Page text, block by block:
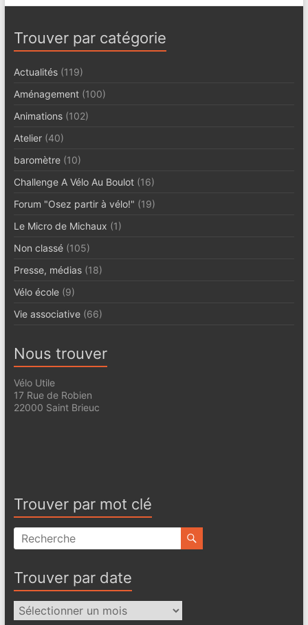
Trouver par catégorie
Actualités(119)
Aménagement(100)
Animations(102)
Atelier(40)
baromètre(10)
Challenge A Vélo Au Boulot(16)
Forum "Osez partir à vélo!" (19)
Le Micro de Michaux (1)
Non classé(105)
Presse, médias(18)
Vélo école(9)
Vie associative(66)
Nous trouver
Vélo Utile
17 Rue de Robien
22000 Saint Brieuc
Trouver par mot clé
Trouver par date
Trouver
par